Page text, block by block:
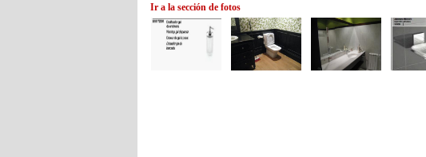
Ir a la sección de fotos